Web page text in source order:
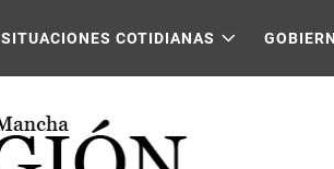
SITUACIONES COTIDIANAS